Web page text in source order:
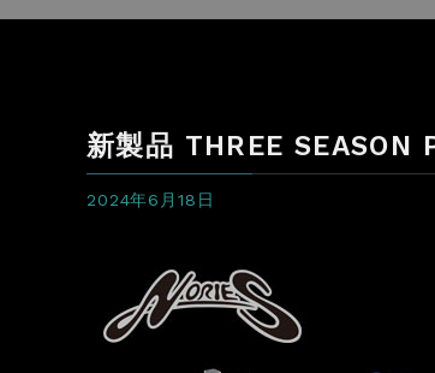
新製品 THREE SEASON
2024年6月18日